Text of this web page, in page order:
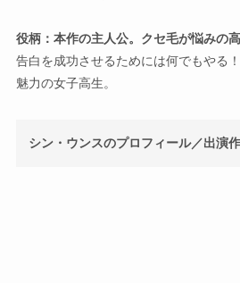
役柄：本作の主人公。クセ毛が悩みの
告白を成功させるためには何でもやる
魅力の女子高生。
シン・ウンスのプロフィール／出演